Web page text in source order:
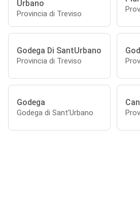
Urbano
Provincia di Treviso
Godega Di SantUrbano
Provincia di Treviso
Godega
Godega di Sant'Urbano